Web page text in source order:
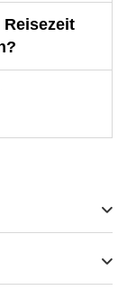
Reisezeit